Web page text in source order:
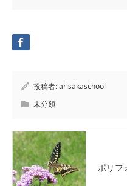
投稿者:arisakaschool
未分類
ポリフ